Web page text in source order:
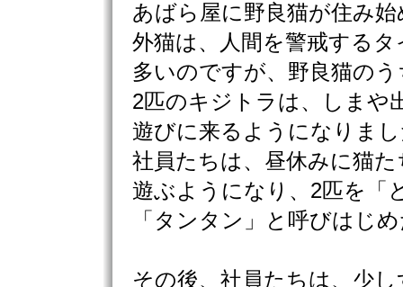
あばら屋に野良猫が住み
外猫は、人間を警戒するタ
多いのですが、野良猫のう
2匹のキジトラは、しまや
遊びに来るようになりま
社員たちは、昼休みに猫た
遊ぶようになり、2匹を「
「タンタン」と呼びはじ
その後、社員たちは、少